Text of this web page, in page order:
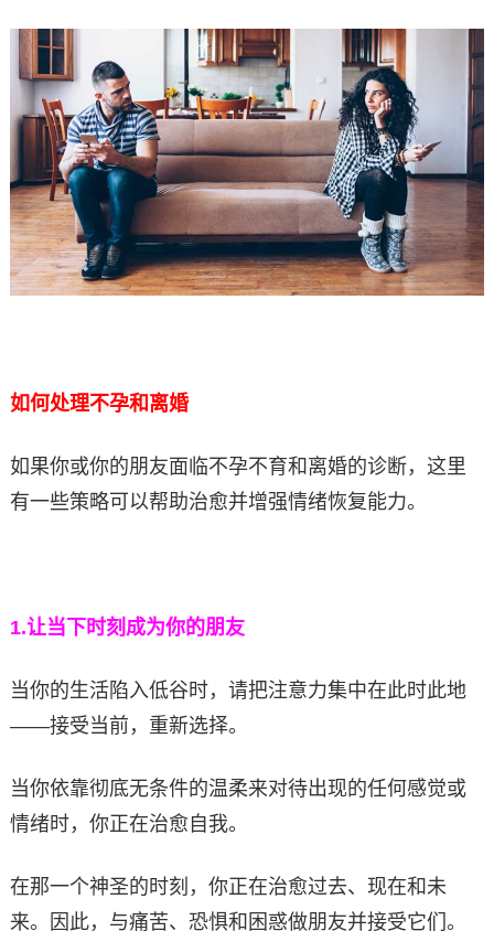
如何处理不孕和离婚
如果你或你的朋友面临不孕不育和离婚的诊断，这里
有一些策略可以帮助治愈并增强情绪恢复能力。
1.让当下时刻成为你的朋友
当你的生活陷入低谷时，请把注意力集中在此时此地
——接受当前，重新选择。
当你依靠彻底无条件的温柔来对待出现的任何感觉或
情绪时，你正在治愈自我。
在那一个神圣的时刻，你正在治愈过去、现在和未
来。因此，与痛苦、恐惧和困惑做朋友并接受它们。